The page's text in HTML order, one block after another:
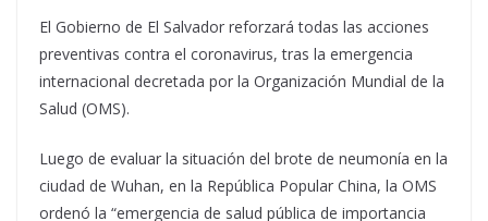
El Gobierno de El Salvador reforzará todas las acciones
preventivas contra el coronavirus, tras la emergencia
internacional decretada por la Organización Mundial de la
Salud (OMS).
Luego de evaluar la situación del brote de neumonía en la
ciudad de Wuhan, en la República Popular China, la OMS
ordenó la “emergencia de salud pública de importancia